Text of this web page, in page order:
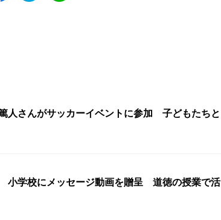
人さんがサッカーイベントに参加 子どもたちと
小学校にメッセージ動画を贈呈 道徳の授業で活